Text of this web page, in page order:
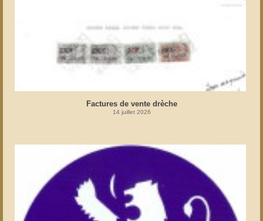
Factures de vente drèche
14 juillet 2026